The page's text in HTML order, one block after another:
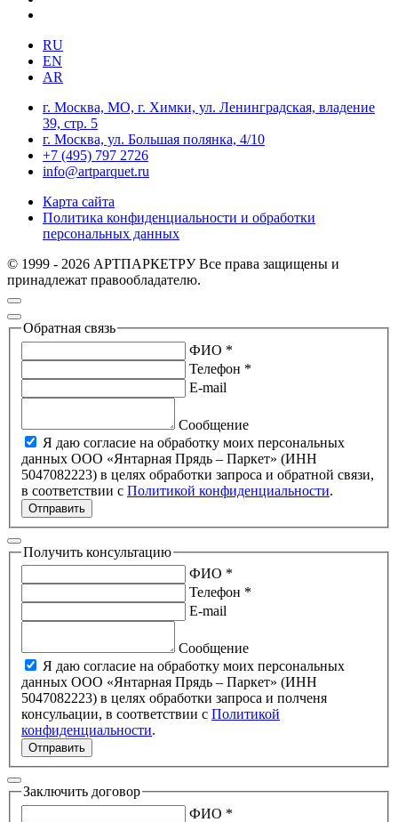
RU
EN
AR
г. Москва, МО, г. Химки, ул. Ленинградская, владение
39, стр. 5
г. Москва, ул. Большая полянка, 4/10
+7 (495) 797 2726
info@artparquet.ru
Карта сайта
Политика конфиденциальности и обработки
персональных данных
© 1999 - 2026 АРТПАРКЕТРУ Все права защищены и
принадлежат правообладателю.
Обратная связь
ФИО *
Телефон *
E-mail
Сообщение
Я даю согласие на обработку моих персональных
данных ООО «Янтарная Прядь – Паркет» (ИНН
5047082223) в целях обработки запроса и обратной связи,
в соответствии с Политикой конфиденциальности.
Отправить
Получить консультацию
ФИО *
Телефон *
E-mail
Сообщение
Я даю согласие на обработку моих персональных
данных ООО «Янтарная Прядь – Паркет» (ИНН
5047082223) в целях обработки запроса и полченя
консульации, в соответствии с Политикой
конфиденциальности.
Отправить
Заключить договор
ФИО *